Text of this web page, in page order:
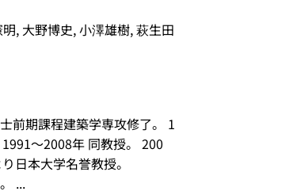
, 大野博史, 小澤雄樹, 萩生田
前期課程建築学専攻修了。 1
〜2008年 同教授。 200
日本大学名誉教授。
...